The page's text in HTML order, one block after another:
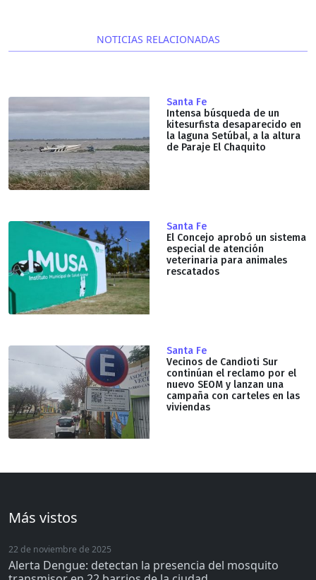
NOTICIAS RELACIONADAS
Santa Fe
Intensa búsqueda de un
kitesurfista desaparecido en
la laguna Setúbal, a la altura
de Paraje El Chaquito
Santa Fe
El Concejo aprobó un sistema
especial de atención
veterinaria para animales
rescatados
Santa Fe
Vecinos de Candioti Sur
continúan el reclamo por el
nuevo SEOM y lanzan una
campaña con carteles en las
viviendas
Más vistos
22 de noviembre de 2025
Alerta Dengue: detectan la presencia del mosquito